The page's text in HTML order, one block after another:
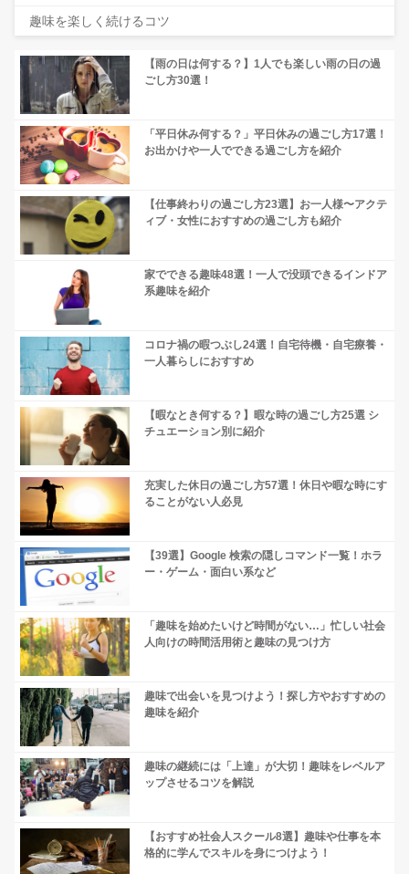
趣味を楽しく続けるコツ
【雨の日は何する？】1人でも楽しい雨の日の過
ごし方30選！
「平日休み何する？」平日休みの過ごし方17選！
お出かけや一人でできる過ごし方を紹介
【仕事終わりの過ごし方23選】お一人様〜アクテ
ィブ・女性におすすめの過ごし方も紹介
家でできる趣味48選！一人で没頭できるインドア
系趣味を紹介
コロナ禍の暇つぶし24選！自宅待機・自宅療養・
一人暮らしにおすすめ
【暇なとき何する？】暇な時の過ごし方25選 シ
チュエーション別に紹介
充実した休日の過ごし方57選！休日や暇な時にす
ることがない人必見
【39選】Google 検索の隠しコマンド一覧！ホラ
ー・ゲーム・面白い系など
「趣味を始めたいけど時間がない…」忙しい社会
人向けの時間活用術と趣味の見つけ方
趣味で出会いを見つけよう！探し方やおすすめの
趣味を紹介
趣味の継続には「上達」が大切！趣味をレベルア
ップさせるコツを解説
【おすすめ社会人スクール8選】趣味や仕事を本
格的に学んでスキルを身につけよう！